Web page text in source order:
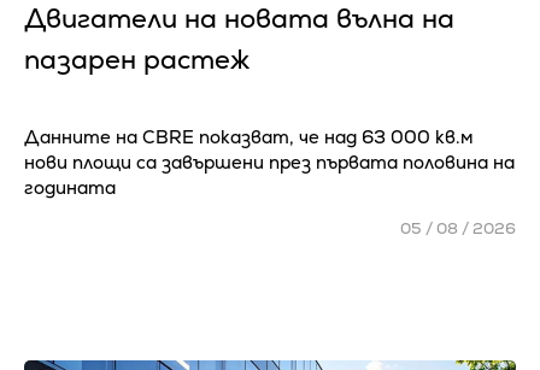
Двигатели на новата вълна на
пазарен растеж
Данните на CBRE показват, че над 63 000 кв.м
нови площи са завършени през първата половина на
годината
05 / 08 / 2026